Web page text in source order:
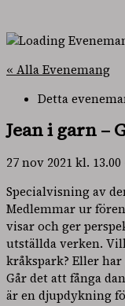
« Alla Evenemang
Detta
Jean i garn –
27 nov 2021 kl. 13.00
Specialvisning av
Medlemmar ur
visar och ger
utställda verken.
kråkspark? Eller
Går det att fånga
är en djupdykning